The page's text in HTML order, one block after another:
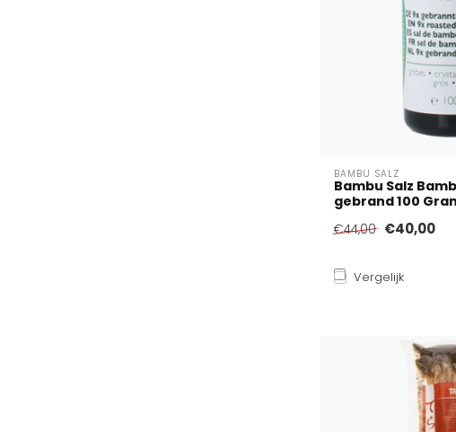
BAMBU SALZ
Bambu Salz
gebrand 100
€44,00 €40,00
Vergelijk